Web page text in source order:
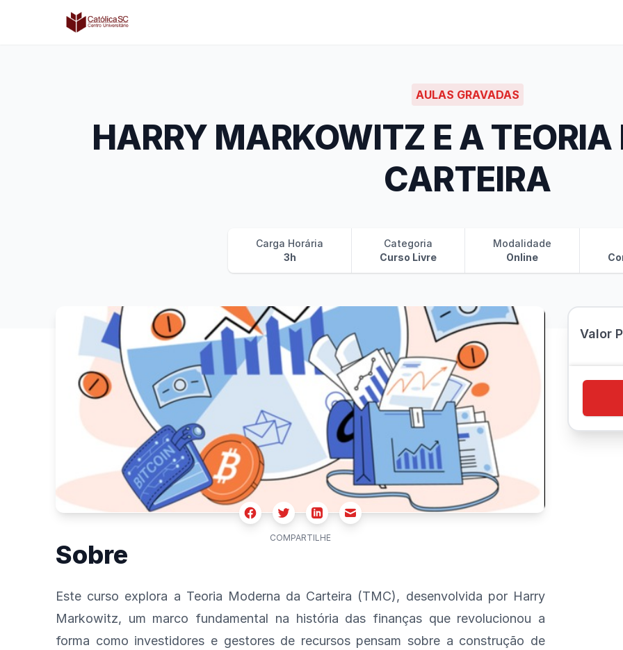
Católica SC | Experts
AULAS GRAVADAS
HARRY MARKOWITZ E A
CARTEIRA
Carga Horária
3h
Categoria
Curso Livre
Modalidade
Online
FacebookTwitterLinkedinEmail
COMPARTILHE
Sobre
Este curso explora a Teoria Moderna da Carteira (TMC), desenvolvida por Harry
Markowitz, um marco fundamental na história das finanças que revolucionou a
forma como investidores e gestores de recursos pensam sobre a construção de
Valor